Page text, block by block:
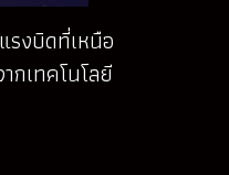
รงบิดที่เหนือ
กเทคโนโลยี